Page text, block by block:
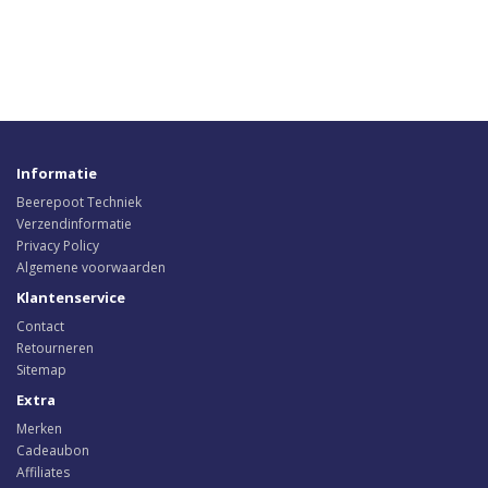
Informatie
Beerepoot Techniek
Verzendinformatie
Privacy Policy
Algemene voorwaarden
Klantenservice
Contact
Retourneren
Sitemap
Extra
Merken
Cadeaubon
Affiliates